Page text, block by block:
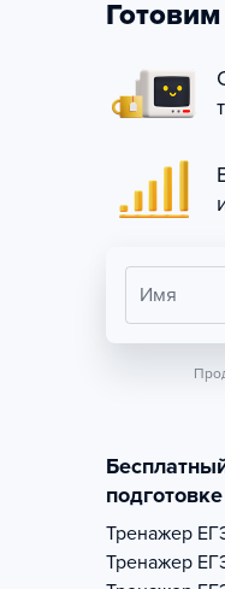
Имя
Тренажер
Тренажер